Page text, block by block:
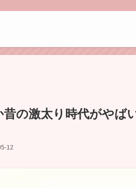
の激太り時代がやば
12